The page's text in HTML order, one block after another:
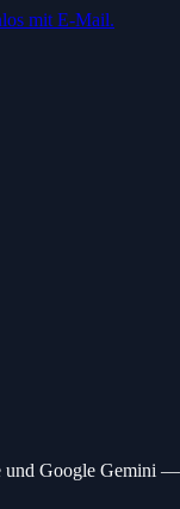
mit E-Mail.
Google Gemini